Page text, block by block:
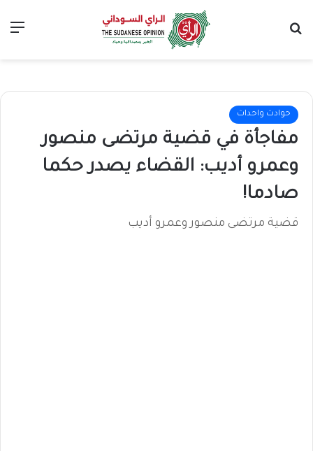
حوادث واحداث
مفاجأة في قضية مرتضى منصور
وعمرو أديب: القضاء يصدر حكما
صادما!
قضية مرتضى منصور وعمرو أديب